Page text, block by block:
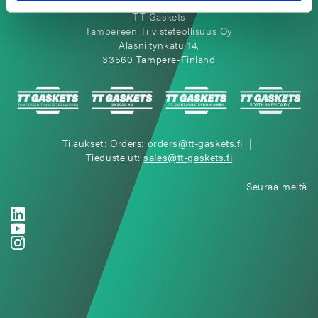
TT Gaskets
Tampereen Tiivisteteollisuus Oy
Alasniitynkatu 14,
33560 Tampere-Finland
Tilaukset: Orders: orders@tt-gaskets.fi |
Tiedustelut:sales@tt-gaskets.fi
Seuraa meitä